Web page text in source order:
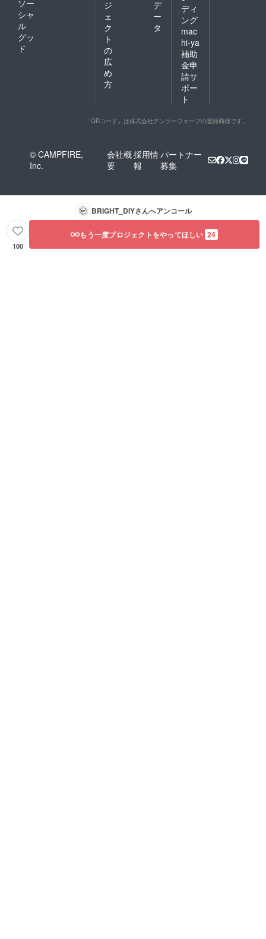
ソー
シャ
ル
グッ
ド
ジ
ェ
ク
ト
の
広
め
方
デ
ー
タ
ディ
ング
mac
hi-ya
補助
金申
請サ
ポー
ト
「QRコード」は株式会社デンソーウェーブの登録商標です。
© CAMPFIRE,
Inc.
会社概
要
採用情
報
パートナー
募集
BRIGHT_DIYさんへアンコール
100
もう一度プロジェクトをやってほしい 24